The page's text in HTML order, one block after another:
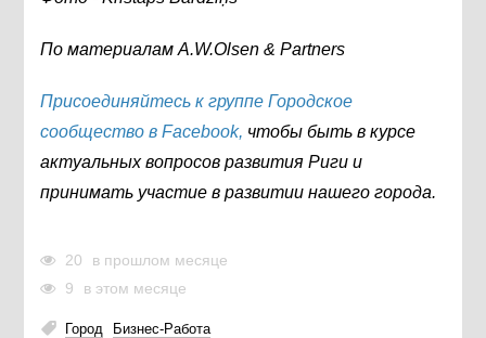
По материалам A.W.Olsen & Partners
Присоединяйтесь к группе Городское
сообщество в Facebook, чтобы быть в курсе
актуальных вопросов развития Риги и
принимать участие в развитии нашего города.
20
в прошлом месяце
9
в этом месяце
Город Бизнес-Работа